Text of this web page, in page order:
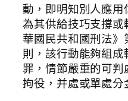
動，即明知別人應
為其供給技巧支撐
華國民共和國刑法
則，該行動能夠組
罪，情節嚴重的可
拘役，并處或單處分